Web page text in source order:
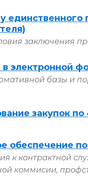
заключения
в электронной
базы и
закупок
обеспечение
к контрактной
коммисии,